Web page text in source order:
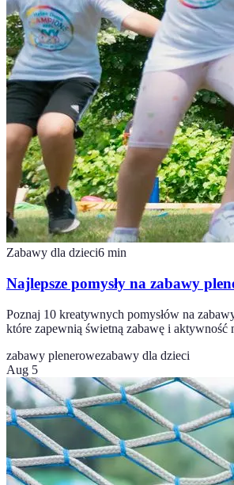
Zabawy dla dzieci6 min
Najlepsze pomysły na zabawy
Poznaj 10 kreatywnych pomysłów na
które zapewnią świetną zabawę i aktywność
zabawy plenerowezabawy dla dzieci
Aug 5